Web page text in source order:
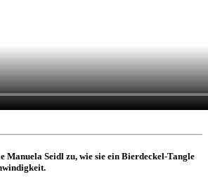
Manuela Seidl zu, wie sie ein Bierdeckel-Tangle